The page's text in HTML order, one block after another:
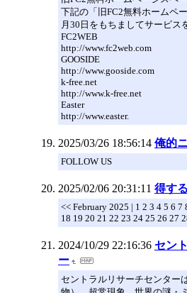
下記の「旧FC2無料ホームペ
月30日をもちましてサービス
FC2WEB
http://www.fc2web.com
GOOSIDE
http://www.gooside.com
k-free.net
http://www.k-free.net
Easter
http://www.easter.
2025/03/26 18:56:14 俺的
FOLLOW US
2025/02/06 20:31:11 得す
<< February 2025 | 1 2 3 4 5 6
18 19 20 21 22 23 24 25 26 27
2024/10/29 22:16:36 セン
ー
セントラルリサーチセンター